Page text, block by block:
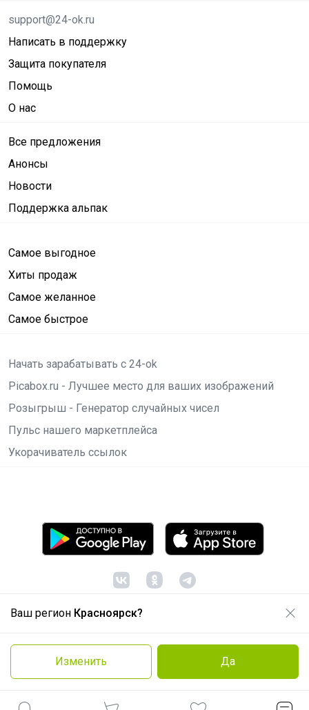
Ваш регион Красноярск?
Изменить Да
support@24-ok.ru
Написать в поддержку
Защита покупателя
Помощь
О нас
Все предложения
Анонсы
Новости
Поддержка альпак
Самое выгодное
Хиты продаж
Самое желанное
Самое быстрое
Начать зарабатывать с 24-ok
Picabox.ru - Лучшее место для ваших изображений
Розыгрыш - Генератор случайных чисел
Пульс нашего маркетплейса
Укорачиватель ссылок
© ООО "Лявита", ОГРН 1122468054070, 2012 -2026
Политика конфиденциальности
Cоглашение пользователя